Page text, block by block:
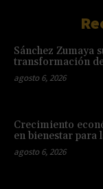
Sánchez Zumaya
transformación
agosto 6, 2026
Crecimiento
en bienestar para
agosto 6, 2026